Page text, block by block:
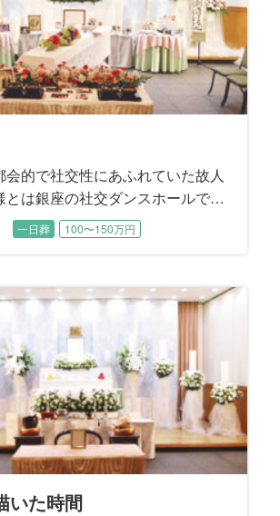
会的で社交性にあふれていた故人
とは銀座の社交ダンスホールで出
れました。 お元気だった頃はお洒
女様と一緒に都内のホテルを巡
一日葬 100〜150万円
いた時間